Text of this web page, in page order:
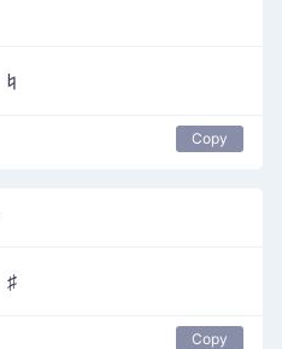
♮
Copy
♯
Copy